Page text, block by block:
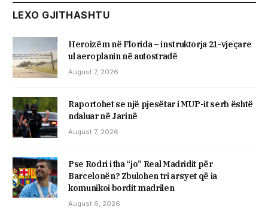
LEXO GJITHASHTU
Heroizëm në Florida – instruktorja 21-vjeçare
ul aeroplanin në autostradë
August 7, 2026
Raportohet se një pjesëtar i MUP-it serb është
ndaluar në Jarinë
August 7, 2026
Pse Rodri i tha “jo” Real Madridit për
Barcelonën? Zbulohen tri arsyet që ia
komunikoi bordit madrilen
August 6, 2026